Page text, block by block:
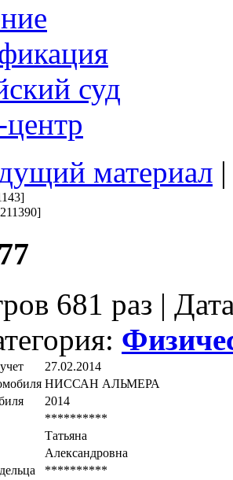
суд
материал
681 раз |
27.02.2014
НИССАН АЛЬМЕРА
2014
**********
Татьяна
Александровна
**********